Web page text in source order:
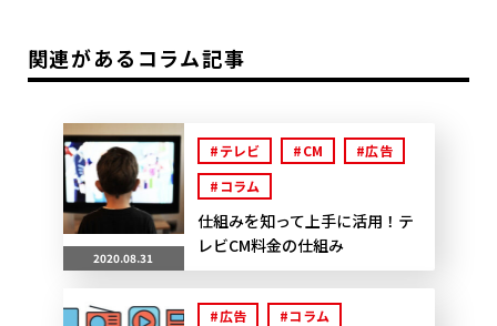
関連があるコラム記事
2020.08.31
#テレビ #CM
#広告
#コラム
仕組みを知って上手に活用！テ
レビCM料金の仕組み
#広告 #コラム